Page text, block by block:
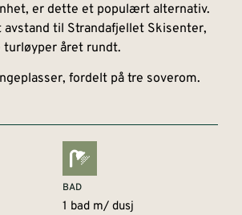
er dette et populært alternativ.
avstand til Strandafjellet Skisenter,
året rundt.
fordelt på tre soverom.
BAD
1 bad m/ dusj